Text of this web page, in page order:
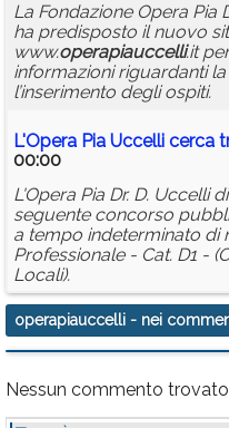
La Fondazione Opera Pia
ha predisposto il nuovo
www.operapiauccelli.it
informazioni riguardanti la
l’inserimento degli ospiti.
L'Opera Pia Uccelli cerca
00:00
L'Opera Pia Dr. D. Uccelli
seguente concorso
a tempo indeterminato di
Professionale - Cat. D1 -
Locali).
operapiauccelli - nei
Nessun commento trovato